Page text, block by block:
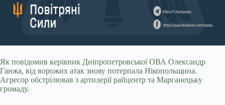
Як повідомив керівник Дніпропетровської ОВА Олександр
Ганжа, від ворожих атак знову потерпала Нікопольщина.
Агресор обстрілював з артилерії райцентр та Марганецьку
громаду.